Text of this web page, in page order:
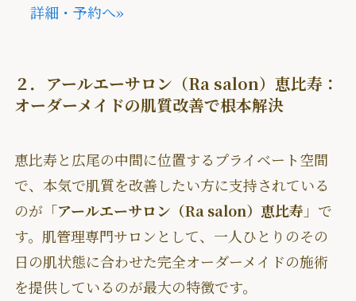
詳細・予約へ»
２．アールエーサロン（Ra salon）恵比寿：
オーダーメイドの肌質改善で根本解決
恵比寿と広尾の中間に位置するプライベート空間
で、本気で肌質を改善したい方に支持されている
のが「アールエーサロン（Ra salon）恵比寿 」で
す。肌管理専門サロンとして、一人ひとりのその
日の肌状態に合わせた完全オーダーメイドの施術
を提供しているのが最大の特徴です。